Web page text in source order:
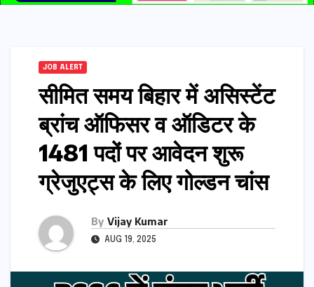
JOB ALERT
सीमित समय बिहार में असिस्टेंट
ब्रांच ऑफिसर व ऑडिटर के
1481 पदों पर आवेदन शुरू
ग्रेजुएट्स के लिए गोल्डन चांस
By Vijay Kumar
AUG 19, 2025